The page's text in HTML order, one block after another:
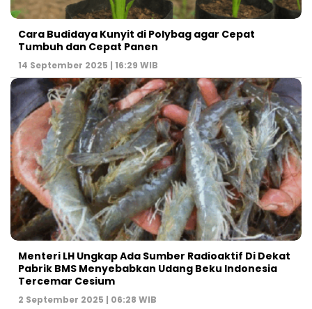
Cara Budidaya Kunyit di Polybag agar Cepat
Tumbuh dan Cepat Panen
14 September 2025 | 16:29 WIB
Menteri LH Ungkap Ada Sumber Radioaktif Di Dekat
Pabrik BMS Menyebabkan Udang Beku Indonesia
Tercemar Cesium
2 September 2025 | 06:28 WIB